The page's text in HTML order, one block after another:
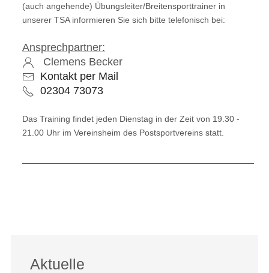
(auch angehende) Übungsleiter/Breitensporttrainer in
unserer TSA informieren Sie sich bitte telefonisch bei:
Ansprechpartner:
Clemens Becker
Kontakt per Mail
02304 73073
Das Training findet jeden Dienstag in der Zeit von 19.30 -
21.00 Uhr im Vereinsheim des Postsportvereins statt.
Aktuelle